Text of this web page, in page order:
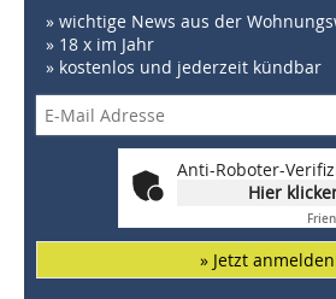
» wichtige News aus der
» 18 x im Jahr
» kostenlos und jederzeit kündbar
Anti-Roboter-
Hier
» Jetzt